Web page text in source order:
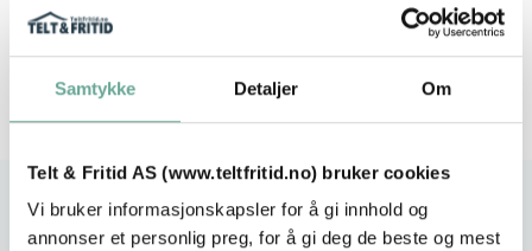
Samtykke Detaljer Om
Telt & Fritid AS (www.teltfritid.no) bruker cookies
Vi bruker informasjonskapsler for å gi innhold og
annonser et personlig preg, for å gi deg de beste og mest
Stort utvalg Rask leveranse